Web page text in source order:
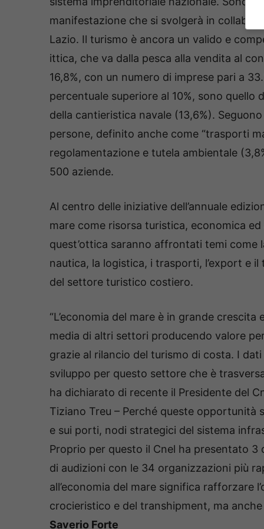
manifestazione che si svolgerà in
Lazio. Il turismo è ancora un valido e
ittica, che va dalla pesca alla vendita al
16,8%, con un numero di imprese pari a
percentuale superiore al 10%, sono
della cantieristica navale (13,6%).
persone, definito anche come “trasporti
regolamentazione e tutela ambientale
500 aziende.
Al centro delle iniziative dell’annuale
mare come risorsa turistica, economica
quest’ottica saranno affrontati temi come
nautica, la logistica, i trasporti, l’export e
del settore turistico costiero.
“L’economia del mare è in grande
media di altri settori producendo valore
grazie al rilancio del turismo di costa. I
sviluppo per questo settore che è
ha dichiarato di recente il Presidente del
Tiziano Treu – Perché queste
e sui porti, nodi strategici del sistema
Proprio per questo il Cnel ha presentato
di audizioni con le 34 organizzazioni più
all’economia del mare significa rafforzare
crocieristico e del transhipment, ma
Saverio Forte